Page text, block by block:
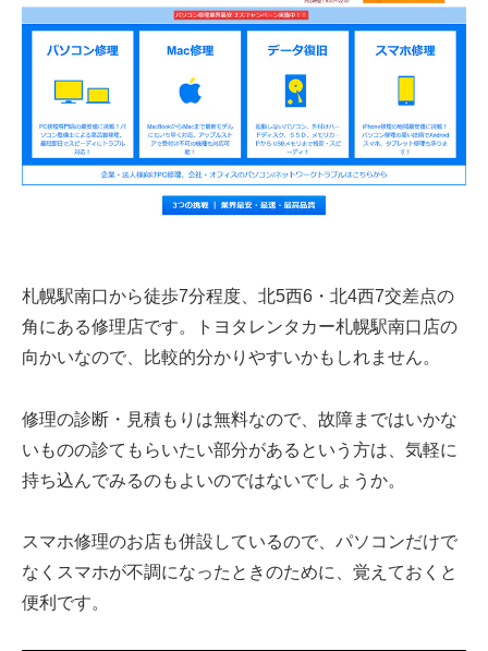
札幌駅南口から徒歩7分程度、北5西6・北4西7交差点の
角にある修理店です。トヨタレンタカー札幌駅南口店の
向かいなので、比較的分かりやすいかもしれません。
修理の診断・見積もりは無料なので、故障まではいかな
いものの診てもらいたい部分があるという方は、気軽に
持ち込んでみるのもよいのではないでしょうか。
スマホ修理のお店も併設しているので、パソコンだけで
なくスマホが不調になったときのために、覚えておくと
便利です。